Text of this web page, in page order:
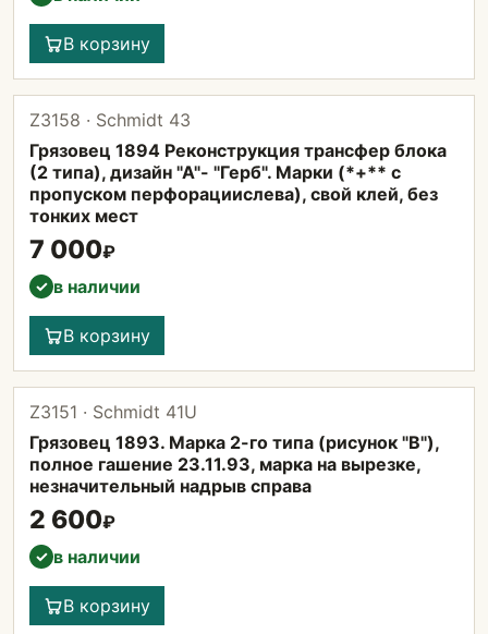
В корзину
Z3158 · Schmidt 43
Грязовец 1894 Реконструкция трансфер блока
(2 типа), дизайн "А"- "Герб". Марки (*+** с
пропуском перфорациислева), свой клей, без
тонких мест
7 000₽
✓ в наличии
В корзину
Z3151 · Schmidt 41U
Грязовец 1893. Марка 2-го типа (рисунок "B"),
полное гашение 23.11.93, марка на вырезке,
незначительный надрыв справа
2 600₽
✓ в наличии
В корзину